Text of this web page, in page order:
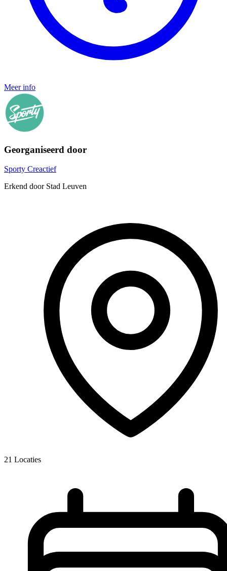
Meer info
Georganiseerd door
Sporty Creactief
Erkend door Stad Leuven
21 Locaties